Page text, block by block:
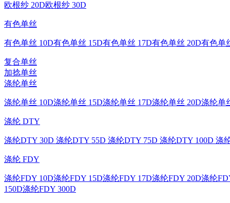
欧根纱 20D欧根纱 30D
有色单丝
有色单丝 10D有色单丝 15D有色单丝 17D有色单丝 20D有色单
复合单丝
加捻单丝
涤纶单丝
涤纶单丝 10D涤纶单丝 15D涤纶单丝 17D涤纶单丝 20D涤纶单
涤纶 DTY
涤纶DTY 30D 涤纶DTY 55D 涤纶DTY 75D 涤纶DTY 100D 涤
涤纶 FDY
涤纶FDY 10D涤纶FDY 15D涤纶FDY 17D涤纶FDY 20D涤纶
150D涤纶FDY 300D